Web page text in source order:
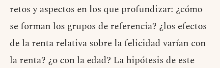
retos y aspectos en los que profundizar: ¿cómo
se forman los grupos de referencia? ¿los efectos
de la renta relativa sobre la felicidad varían con
la renta? ¿o con la edad? La hipótesis de este